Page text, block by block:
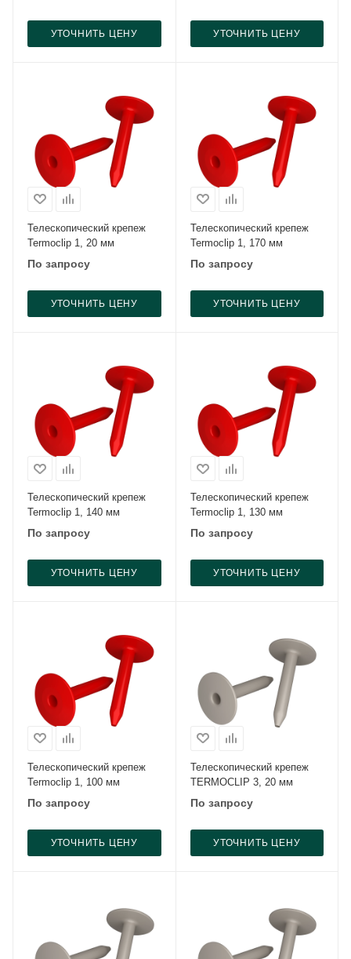
УТОЧНИТЬ ЦЕНУ УТОЧНИТЬ ЦЕНУ
Телескопический крепеж
Termoclip 1, 20 мм
По запросу
УТОЧНИТЬ ЦЕНУ
Телескопический крепеж
Termoclip 1, 170 мм
По запросу
УТОЧНИТЬ ЦЕНУ
Телескопический крепеж
Termoclip 1, 140 мм
По запросу
УТОЧНИТЬ ЦЕНУ
Телескопический крепеж
Termoclip 1, 130 мм
По запросу
УТОЧНИТЬ ЦЕНУ
Телескопический крепеж
Termoclip 1, 100 мм
По запросу
УТОЧНИТЬ ЦЕНУ
Телескопический крепеж
TERMOCLIP 3, 20 мм
По запросу
УТОЧНИТЬ ЦЕНУ